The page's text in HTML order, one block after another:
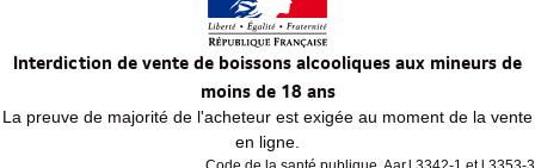
Interdiction de vente de boissons alcooliques aux mineurs de
moins de 18 ans
La preuve de majorité de l'acheteur est exigée au moment de la vente
en ligne.